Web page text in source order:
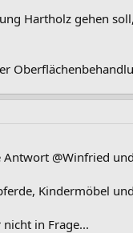
Hartholz gehen
@Winfried
Kindermöbel
in Frage...